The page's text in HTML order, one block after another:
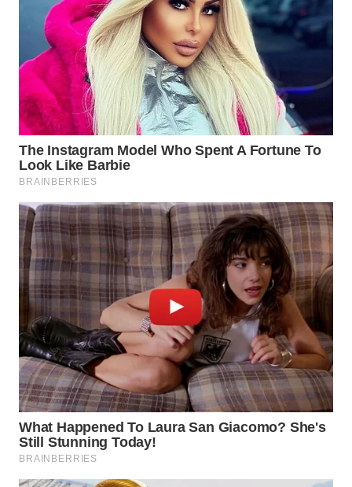
WN
NIAS
WN
LANGKAT
WN
TAPANULI
SELATAN
WN
TANJUNG
LESUNG
WN
KARO
WN
SIMALUNGUN
WN
LABUHANBATU
WN
TAPANULI